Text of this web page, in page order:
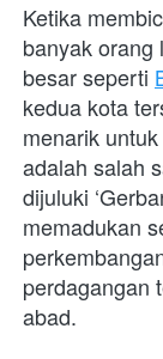
Ketika
banyak orang
besar seperti
kedua kota
menarik
adalah salah
dijuluki
memadukan
perdagangan
abad.